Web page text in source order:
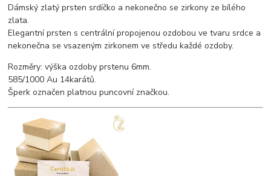
Dámský zlatý prsten srdíčko a nekonečno se zirkony ze bílého
zlata.
Elegantní prsten s centrální propojenou ozdobou ve tvaru srdce a
nekonečna se vsazeným zirkonem ve středu každé ozdoby.
Rozměry: výška ozdoby prstenu 6mm.
585/1000 Au 14karátů.
Šperk označen platnou puncovní značkou.